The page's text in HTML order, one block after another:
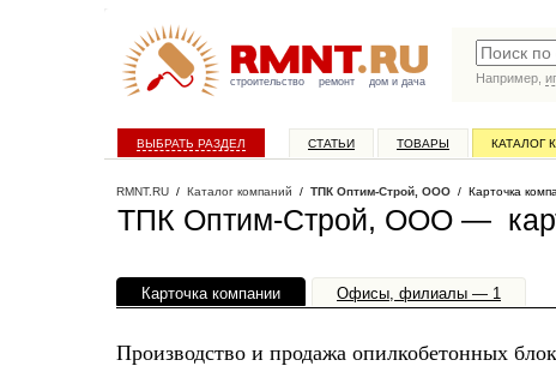
строительство ремонт дом и дача
Например,
ВЫБРАТЬ РАЗДЕЛ СТАТЬИ ТОВАРЫ КАТАЛОГ
RMNT.RU / Каталог компаний / ТПК Оптим-Строй, ООО / Карточка
ТПК Оптим-Строй, ООО —
Карточка компании Офисы, филиалы — 1
Производство и продажа опилкобетонных